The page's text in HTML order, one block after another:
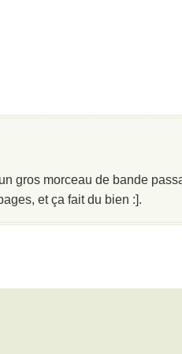
gros morceau de bande
et ça fait du bien :].